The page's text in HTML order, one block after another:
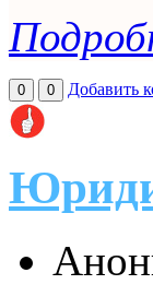
0 0 Добавить